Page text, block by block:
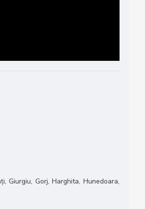
Giurgiu, Gorj, Harghita, Hunedoara,